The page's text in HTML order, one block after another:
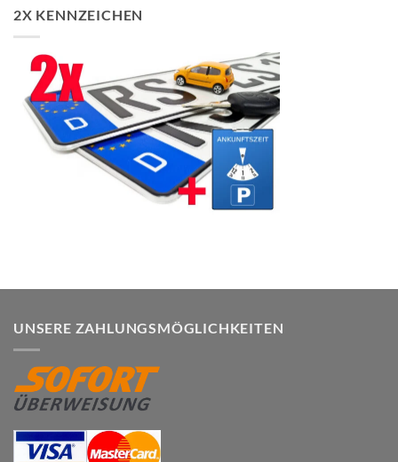
2X KENNZEICHEN
UNSERE ZAHLUNGSMÖGLICHKEITEN